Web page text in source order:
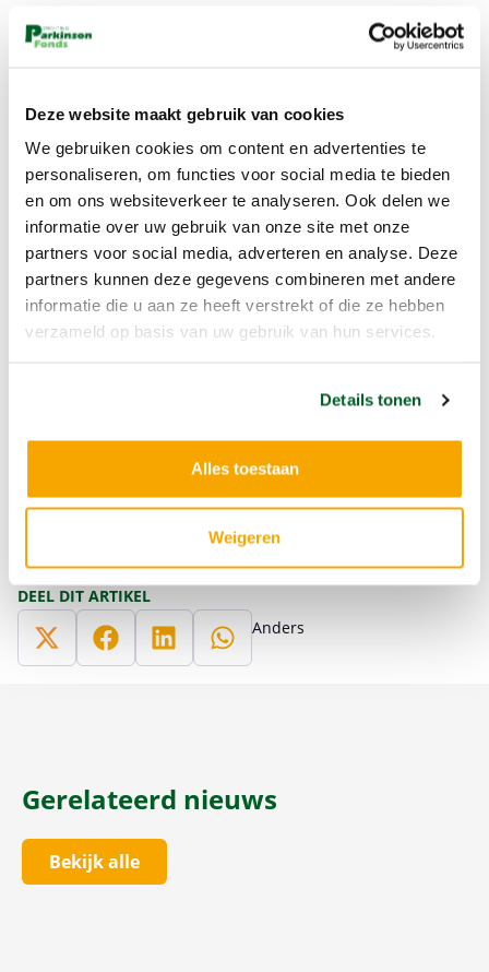
Deze website maakt gebruik van cookies
We gebruiken cookies om content en advertenties te
personaliseren, om functies voor social media te bieden
en om ons websiteverkeer te analyseren. Ook delen we
informatie over uw gebruik van onze site met onze
partners voor social media, adverteren en analyse. Deze
partners kunnen deze gegevens combineren met andere
informatie die u aan ze heeft verstrekt of die ze hebben
verzameld op basis van uw gebruik van hun services.
Details tonen
Alles toestaan
Weigeren
voorkomen of genezen van Parkinson.
Uw gift wordt
uitsluitend besteed aan het allerbeste medisch-
Doneer voor onderzoek
Larissa Meijer MSc
DEEL DIT ARTIKEL
Anders
Gerelateerd nieuws
Bekijk alle